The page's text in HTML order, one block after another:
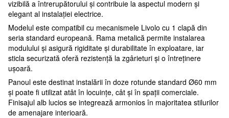
vizibilă a întrerupătorului și contribuie la aspectul modern și
elegant al instalației electrice.
Modelul este compatibil cu mecanismele Livolo cu 1 clapă din
seria standard europeană. Rama metalică permite instalarea
modulului și asigură rigiditate și durabilitate în exploatare, iar
sticla securizată oferă rezistență la zgârieturi și o întreținere
ușoară.
Panoul este destinat instalării în doze rotunde standard Ø60 mm
și poate fi utilizat atât în locuințe, cât și în spații comerciale.
Finisajul alb lucios se integrează armonios în majoritatea stilurilor
de amenajare interioară.